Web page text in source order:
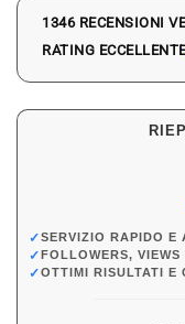
1346 RECENSIONI
RATING
✓SERVIZIO RAPIDO E
✓FOLLOWERS,
✓OTTIMI RISULTATI E